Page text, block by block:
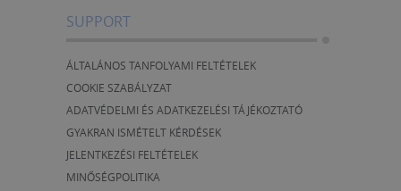
SUPPORT
ÁLTALÁNOS TANFOLYAMI FELTÉTELEK
COOKIE SZABÁLYZAT
ADATVÉDELMI ÉS ADATKEZELÉSI TÁJÉKOZTATÓ
GYAKRAN ISMÉTELT KÉRDÉSEK
JELENTKEZÉSI FELTÉTELEK
MINŐSÉGPOLITIKA